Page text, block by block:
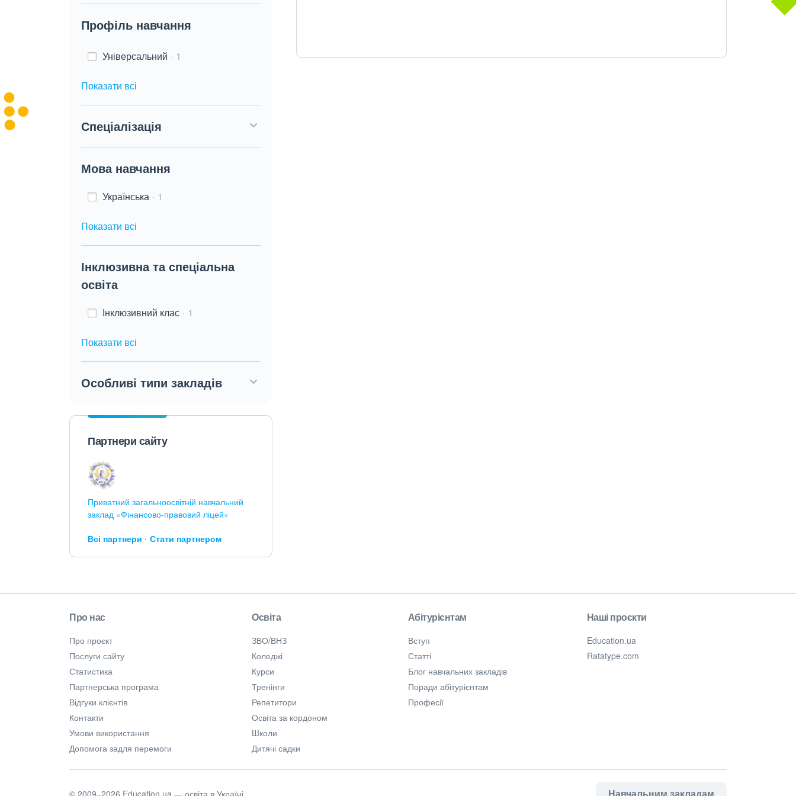
Профіль навчання
Універсальний 1
Показати всі
Спеціалізація
Мова навчання
Українська 1
Показати всі
Інклюзивна та спеціальна
освіта
Інклюзивний клас 1
Показати всі
Особливі типи закладів
Партнери сайту
Приватний загальноосвітній навчальний
заклад «Фінансово-правовий ліцей»
Всі партнери Стати партнером
Про нас
Про проєкт
Послуги сайту
Статистика
Партнерська програма
Відгуки клієнтів
Контакти
Умови використання
Допомога задля перемоги
Освіта
ЗВО/ВНЗ
Коледжі
Курси
Тренінги
Репетитори
Освіта за кордоном
Школи
Дитячі садки
Абітурієнтам
Вступ
Статті
Блог навчальних закладів
Поради абітурієнтам
Професії
Наші проєкти
Education.ua
Ratatype.com
© 2009–2026 Education.ua — освіта в Україні.